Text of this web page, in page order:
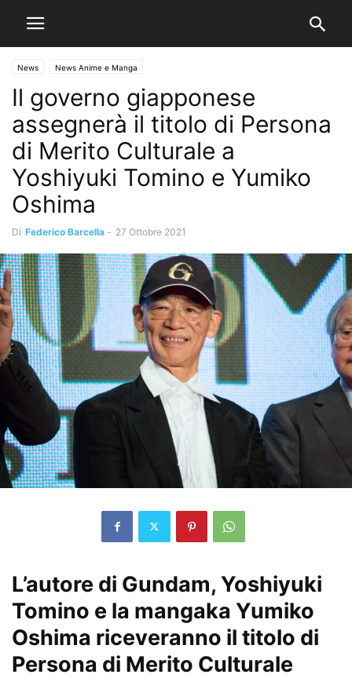
News News Anime e Manga
Il governo giapponese
assegnerà il titolo di Persona
di Merito Culturale a
Yoshiyuki Tomino e Yumiko
Oshima
Di Federico Barcella - 27 Ottobre 2021
L’autore di Gundam, Yoshiyuki
Tomino e la mangaka Yumiko
Oshima riceveranno il titolo di
Persona di Merito Culturale